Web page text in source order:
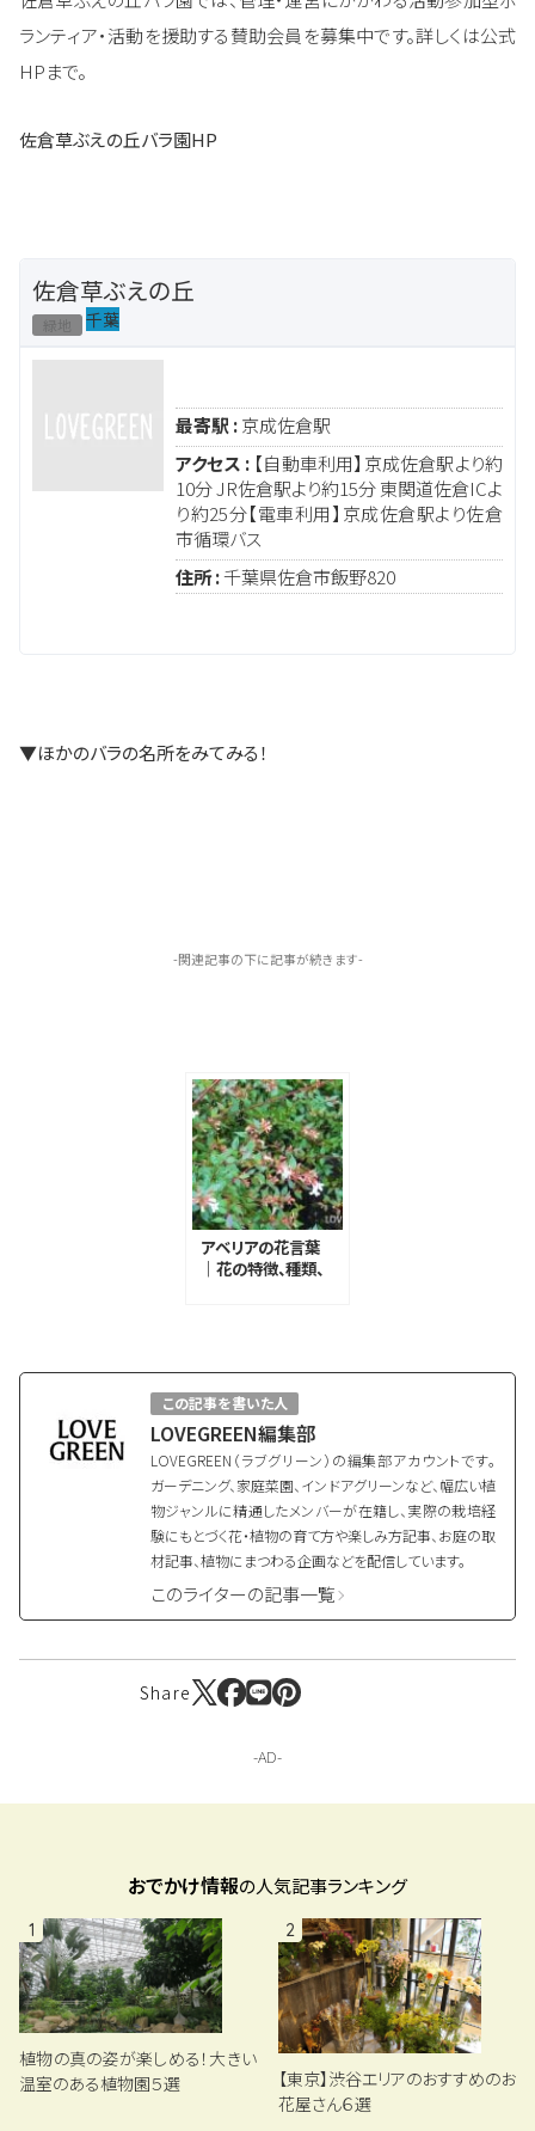
ランティア・活動を援助する賛助会員を募集中です。詳しくは公式
HPまで。
佐倉草ぶえの丘バラ園HP
佐倉草ぶえの丘
千葉
緑地
最寄駅 :京成佐倉駅
アクセス : 【自動車利用】京成佐倉駅より約
10分 JR佐倉駅より約15分 東関道佐倉ICよ
り約25分【電車利用】京成佐倉駅より佐倉
市循環バス
住所 :千葉県佐倉市飯野820
▼ほかのバラの名所をみてみる！
-関連記事の下に記事が続きます-
アベリアの花言葉
｜花の特徴、種類、
この記事を書いた人
LOVEGREEN編集部
LOVEGREEN（ラブグリーン）の編集部アカウントです。
ガーデニング、家庭菜園、インドアグリーンなど、幅広い植
物ジャンルに精通したメンバーが在籍し、実際の栽培経
験にもとづく花・植物の育て方や楽しみ方記事、お庭の取
材記事、植物にまつわる企画などを配信しています。
このライターの記事一覧
Share
おでかけ情報の人気記事ランキング
1
植物の真の姿が楽しめる！大きい
温室のある植物園５選
2
【東京】渋谷エリアのおすすめのお
花屋さん６選